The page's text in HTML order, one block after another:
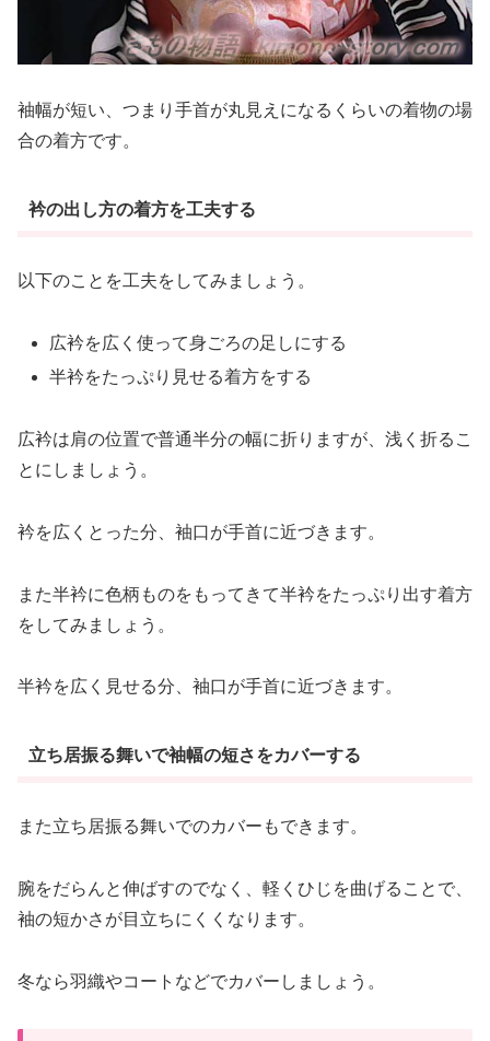
袖幅が短い、つまり手首が丸見えになるくらいの着物の場
合の着方です。
衿の出し方の着方を工夫する
以下のことを工夫をしてみましょう。
広衿を広く使って身ごろの足しにする
半衿をたっぷり見せる着方をする
広衿は肩の位置で普通半分の幅に折りますが、浅く折るこ
とにしましょう。
衿を広くとった分、袖口が手首に近づきます。
また半衿に色柄ものをもってきて半衿をたっぷり出す着方
をしてみましょう。
半衿を広く見せる分、袖口が手首に近づきます。
立ち居振る舞いで袖幅の短さをカバーする
また立ち居振る舞いでのカバーもできます。
腕をだらんと伸ばすのでなく、軽くひじを曲げることで、
袖の短かさが目立ちにくくなります。
冬なら羽織やコートなどでカバーしましょう。